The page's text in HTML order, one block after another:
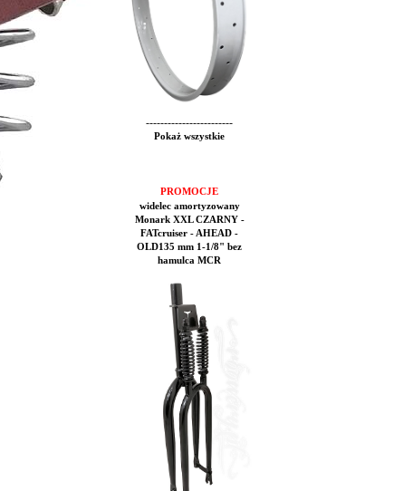
------------------------
Pokaż wszystkie
PROMOCJE
widelec amortyzowany
Monark XXL CZARNY -
FATcruiser - AHEAD -
OLD135 mm 1-1/8" bez
hamulca MCR